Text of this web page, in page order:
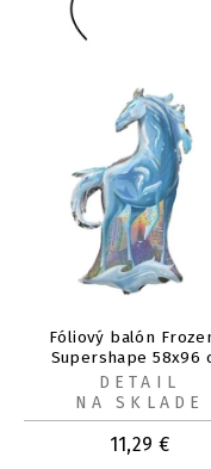
Fóliový balón
Supershape 58x96
11,29 €
DETAIL
NA SKLADE